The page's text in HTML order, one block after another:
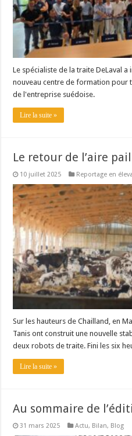
Le spécialiste de la traite DeLaval a
nouveau centre de formation pour
de l'entreprise suédoise.
Lire la suite »
Le retour de l’aire
10 juillet 2025 Reportage en
Sur les hauteurs de Chailland, en
Tanis ont construit une nouvelle
deux robots de traite. Fini les six
Lire la suite »
Au sommaire de
31 mars 2025 Actu, Bilan, Blog